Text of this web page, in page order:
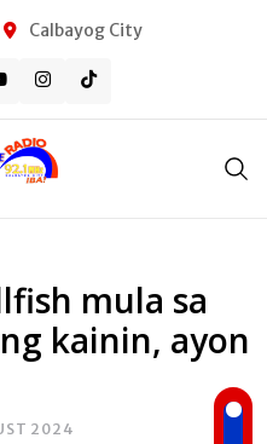
Calbayog City
mula sa
kainin, ayon
2024